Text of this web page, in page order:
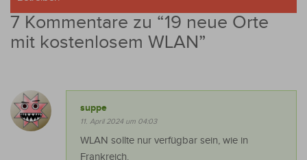
7 Kommentare zu “19 neue Orte
mit kostenlosem WLAN”
suppe
11. April 2024 um 04:03
WLAN sollte nur verfügbar sein, wie in
Frankreich.